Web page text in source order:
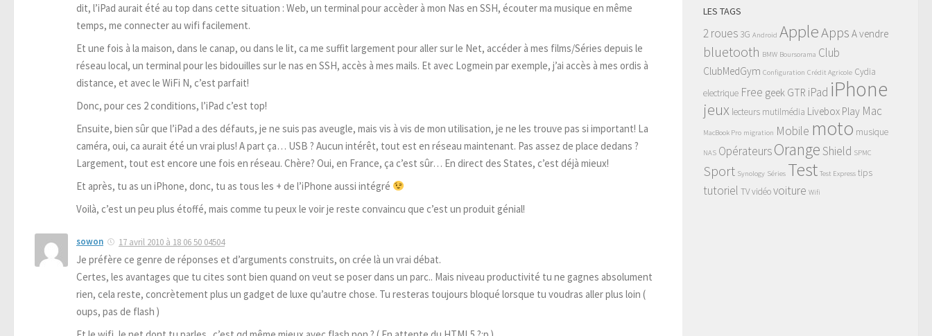
dit, l’iPad aurait été au top dans cette situation : Web, un terminal pour accèder à mon Nas en SSH, écouter ma musique en même
temps, me connecter au wifi facilement.
Et une fois à la maison, dans le canap, ou dans le lit, ca me suffit largement pour aller sur le Net, accéder à mes films/Séries depuis le
réseau local, un terminal pour les bidouilles sur le nas en SSH, accès à mes mails. Et avec Logmein par exemple, j’ai accès à mes ordis à
distance, et avec le WiFi N, c’est parfait!
Donc, pour ces 2 conditions, l’iPad c’est top!
Ensuite, bien sûr que l’iPad a des défauts, je ne suis pas aveugle, mais vis à vis de mon utilisation, je ne les trouve pas si important! La
caméra, oui, ca aurait été un vrai plus! A part ça… USB ? Aucun intérêt, tout est en réseau maintenant. Pas assez de place dedans ?
Largement, tout est encore une fois en réseau. Chère? Oui, en France, ça c’est sûr… En direct des States, c’est déjà mieux!
Et après, tu as un iPhone, donc, tu as tous les + de l’iPhone aussi intégré
Voilà, c’est un peu plus étoffé, mais comme tu peux le voir je reste convaincu que c’est un produit génial!
sowon 17 avril 2010 à 18 06 50 04504
Je préfère ce genre de réponses et d’arguments construits, on crée là un vrai débat.
Certes, les avantages que tu cites sont bien quand on veut se poser dans un parc.. Mais niveau productivité tu ne gagnes absolument
rien, cela reste, concrètement plus un gadget de luxe qu’autre chose. Tu resteras toujours bloqué lorsque tu voudras aller plus loin (
oups, pas de flash )
LES TAGS
2 roues 3G Android AppleApps A vendre
bluetooth BMW Boursorama Club
ClubMedGym Configuration Crédit Agricole Cydia
electrique Free geek GTR iPad iPhone
jeux lecteurs mutilmédia Livebox Play Mac
MacBook Pro migration Mobile moto musique
NAS OpérateursOrangeShield SPMC
Sport Synology Séries Test Test Express tips
tutoriel TVvidéovoiture Wifi